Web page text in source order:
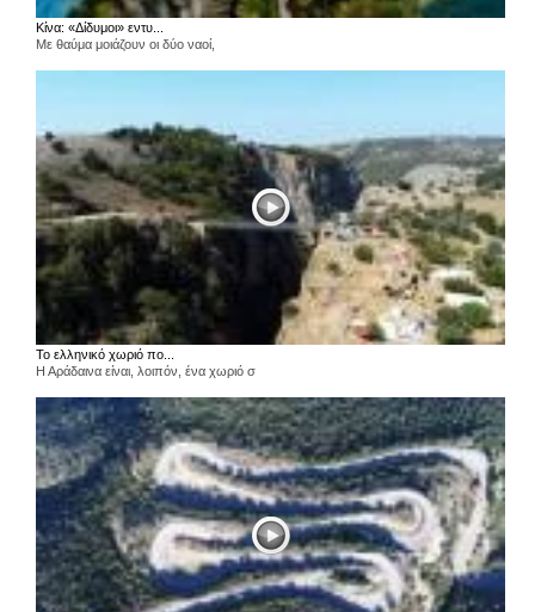
Κίνα: «Δίδυμοι» εντυ...
Με θαύμα μοιάζουν οι δύο ναοί,
Το ελληνικό χωριό πο...
Η Αράδαινα είναι, λοιπόν, ένα χωριό σ